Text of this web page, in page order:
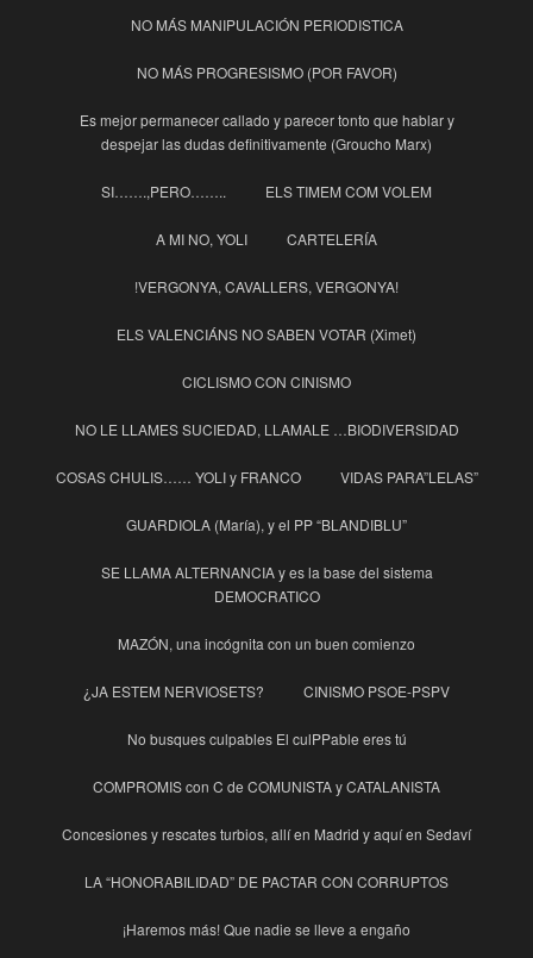
NO MÁS MANIPULACIÓN PERIODISTICA
NO MÁS PROGRESISMO (POR FAVOR)
Es mejor permanecer callado y parecer tonto que hablar y
despejar las dudas definitivamente (Groucho Marx)
SI…….,PERO…….. ELS TIMEM COM VOLEM
A MI NO, YOLI CARTELERÍA
!VERGONYA, CAVALLERS, VERGONYA!
ELS VALENCIÁNS NO SABEN VOTAR (Ximet)
CICLISMO CON CINISMO
NO LE LLAMES SUCIEDAD, LLAMALE …BIODIVERSIDAD
COSAS CHULIS…… YOLI y FRANCO VIDAS PARA”LELAS”
GUARDIOLA (María), y el PP “BLANDIBLU”
SE LLAMA ALTERNANCIA y es la base del sistema
DEMOCRATICO
MAZÓN, una incógnita con un buen comienzo
¿JA ESTEM NERVIOSETS? CINISMO PSOE-PSPV
No busques culpables El culPPable eres tú
COMPROMIS con C de COMUNISTA y CATALANISTA
Concesiones y rescates turbios, allí en Madrid y aquí en Sedaví
LA “HONORABILIDAD” DE PACTAR CON CORRUPTOS
¡Haremos más! Que nadie se lleve a engaño